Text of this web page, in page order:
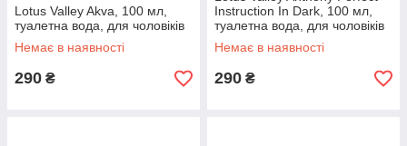
Lotus Valley Akva, 100 мл,
туалетна вода, для чоловіків
Немає в наявності
290 ₴
Instruction In Dark, 100 мл,
туалетна вода, для чоловіків
Немає в наявності
290 ₴